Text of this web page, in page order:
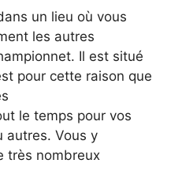
un lieu où vous
les autres
. Il est situé
pour cette raison que
le temps pour vos
autres. Vous y
très nombreux